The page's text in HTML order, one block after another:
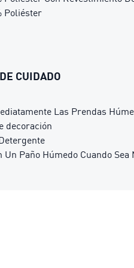
Poliéster
CUIDADO
Las Prendas
decoración
Un Paño Húmedo Cuando Sea